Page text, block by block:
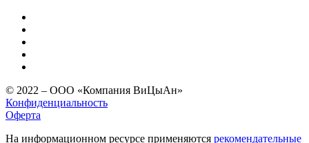
© 2022 – ООО «Компания ВиЦыАн»
Конфиденциальность
Оферта
На информационном ресурсе применяются рекомендательные